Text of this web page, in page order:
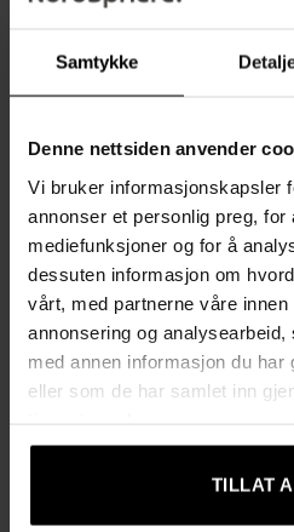
Samtykke
Denne nettsiden anvender
Vi bruker informasjonskapsler
annonser et personlig preg, for
mediefunksjoner og for å
dessuten informasjon om
vårt, med partnerne våre innen
annonsering og
med annen informasjon du har
eller som de har samlet inn
TILLAT
Smart inndeling gjør at du
Elegant og tidløs design i
Skinnende metallelementer,
funksjon og stil
Stabil MDF-konstruksjon
lang holdbarhet
Mykt fløyelsfôr beskytter